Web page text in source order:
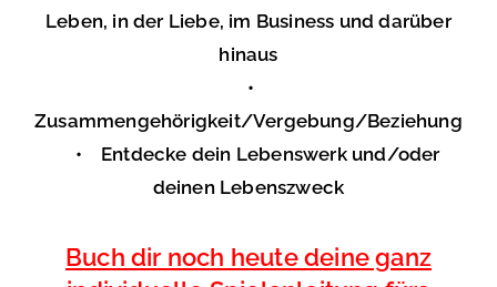
Leben, in der Liebe, im Business und darüber
hinaus
•
Zusammengehörigkeit/Vergebung/Beziehung
• Entdecke dein Lebenswerk und/oder
deinen Lebenszweck
Buch dir noch heute deine ganz